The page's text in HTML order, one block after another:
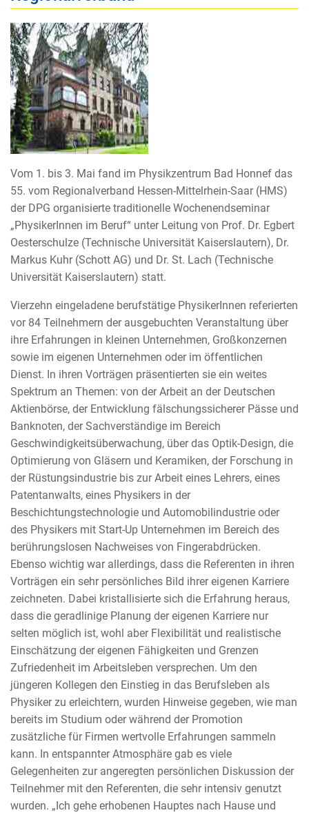
Vom 1. bis 3. Mai fand im Physikzentrum Bad Honnef das
55. vom Regionalverband Hessen-Mittelrhein-Saar (HMS)
der DPG organisierte traditionelle Wochenendseminar
„PhysikerInnen im Beruf“ unter Leitung von Prof. Dr. Egbert
Oesterschulze (Technische Universität Kaiserslautern), Dr.
Markus Kuhr (Schott AG) und Dr. St. Lach (Technische
Universität Kaiserslautern) statt.
Vierzehn eingeladene berufstätige PhysikerInnen referierten
vor 84 Teilnehmern der ausgebuchten Veranstaltung über
ihre Erfahrungen in kleinen Unternehmen, Großkonzernen
sowie im eigenen Unternehmen oder im öffentlichen
Dienst. In ihren Vorträgen präsentierten sie ein weites
Spektrum an Themen: von der Arbeit an der Deutschen
Aktienbörse, der Entwicklung fälschungssicherer Pässe und
Banknoten, der Sachverständige im Bereich
Geschwindigkeitsüberwachung, über das Optik-Design, die
Optimierung von Gläsern und Keramiken, der Forschung in
der Rüstungsindustrie bis zur Arbeit eines Lehrers, eines
Patentanwalts, eines Physikers in der
Beschichtungstechnologie und Automobilindustrie oder
des Physikers mit Start-Up Unternehmen im Bereich des
berührungslosen Nachweises von Fingerabdrücken.
Ebenso wichtig war allerdings, dass die Referenten in ihren
Vorträgen ein sehr persönliches Bild ihrer eigenen Karriere
zeichneten. Dabei kristallisierte sich die Erfahrung heraus,
dass die geradlinige Planung der eigenen Karriere nur
selten möglich ist, wohl aber Flexibilität und realistische
Einschätzung der eigenen Fähigkeiten und Grenzen
Zufriedenheit im Arbeitsleben versprechen. Um den
jüngeren Kollegen den Einstieg in das Berufsleben als
Physiker zu erleichtern, wurden Hinweise gegeben, wie man
bereits im Studium oder während der Promotion
zusätzliche für Firmen wertvolle Erfahrungen sammeln
kann. In entspannter Atmosphäre gab es viele
Gelegenheiten zur angeregten persönlichen Diskussion der
Teilnehmer mit den Referenten, die sehr intensiv genutzt
wurden. „Ich gehe erhobenen Hauptes nach Hause und